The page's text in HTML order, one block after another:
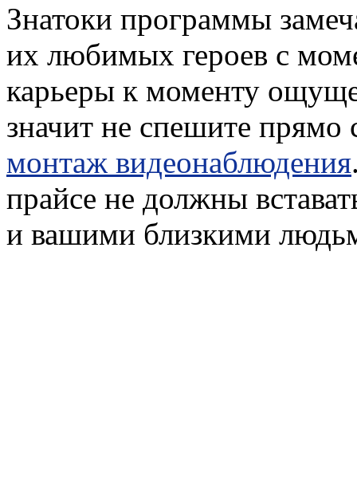
Знатоки программы
их любимых героев с
карьеры к моменту
значит не спешите прямо
монтаж видеонаблюдения
прайсе не должны
и вашими близкими